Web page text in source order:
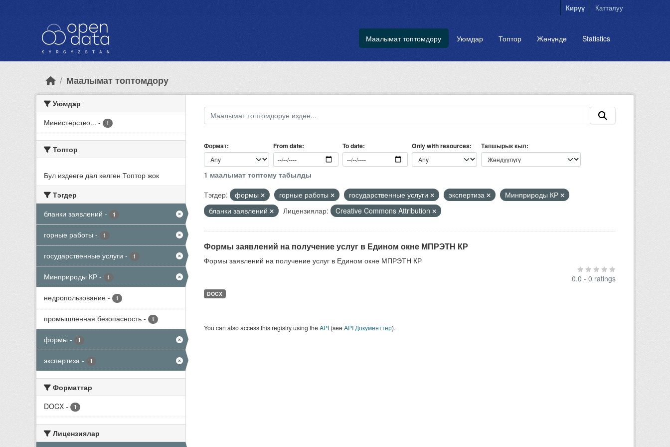
Кирүү Катталуу
Маалымат топтомдору Уюмдар Топтор Жөнүндө Statistics
Маалымат топтомдору
Уюмдар
Министерство... - 1
Топтор
Бул издөөгө дал келген Топтор жок
Тэгдер
бланки заявлений - 1
горные работы - 1
государственные услуги - 1
Минприроды КР - 1
недропользование - 1
промышленная безопасность - 1
формы - 1
экспертиза - 1
Форматтар
DOCX - 1
Лицензиялар
Формат From date To date Only with resources Тапшырык кыл
1 маалымат топтому табылды
Тэгдер:
формы горные работы государственные услуги экспертиза
Минприроды КР
бланки заявлений
Лицензиялар: Creative Commons Attribution
Формы заявлений на получение услуг в Едином окне МПРЭТН КР
Формы заявлений на получение услуг в Едином окне МПРЭТН КР
0.0 - 0 ratings
DOCX
You can also access this registry using theAPI(seeAPI Документтер).